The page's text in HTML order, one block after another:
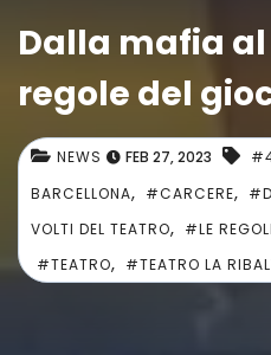
Dalla mafia al
regole del
NEWS FEB 27, 2023
BARCELLONA, #CARCERE,
VOLTI DEL TEATRO, #LE
#TEATRO, #TEATRO LA